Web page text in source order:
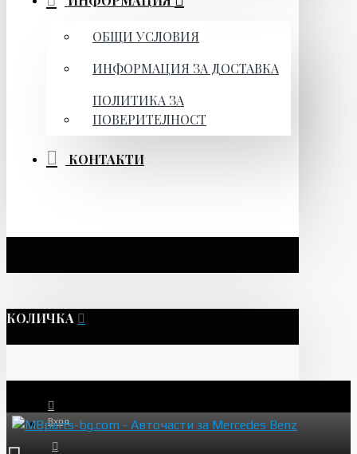
ОБЩИ УСЛОВИЯ
ИНФОРМАЦИЯ ЗА ДОСТАВКА
ПОЛИТИКА ЗА
ПОВЕРИТЕЛНОСТ
КОНТАКТИ
КОЛИЧКА
Вход